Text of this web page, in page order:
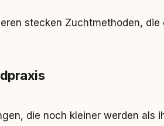
stecken Zuchtmethoden,
die noch kleiner werden als